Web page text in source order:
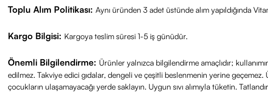
Aroma:Şeftali
İlaç değildir. Hastalıkların
Tavsiye edilen günlük
Serin ve kuru yerde
Toplu Alım Politikası: Aynı üründen 3 adet üstünde alım yapıldığında
Kargo Bilgisi: Kargoya teslim süresi 1-5 iş günüdür.
Önemli Bilgilendirme: Ürünler yalnızca bilgilendirme amaçlıdır;
edilmez. Takviye edici gıdalar, dengeli ve çeşitli beslenmenin yerine
çocukların ulaşamayacağı yerde saklayın. Uygun sıvı alımıyla tüketin.